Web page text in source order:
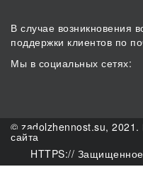
В случае возникновения
поддержки клиентов по
Мы в социальных сетях:
© zadolzhennost.su,
сайта
HTTPS://